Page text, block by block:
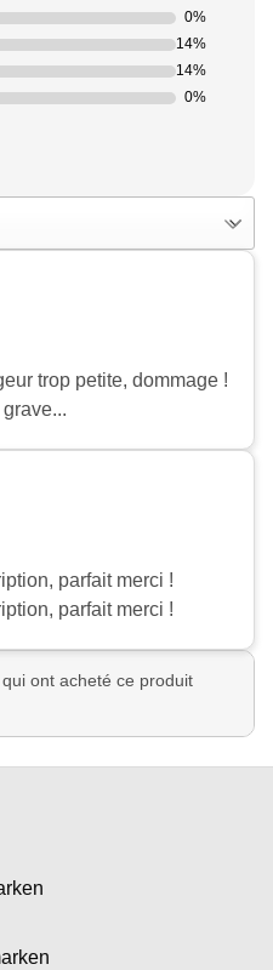
0%
14%
14%
0%
trop petite, dommage !
parfait merci !
parfait merci !
ont acheté ce produit